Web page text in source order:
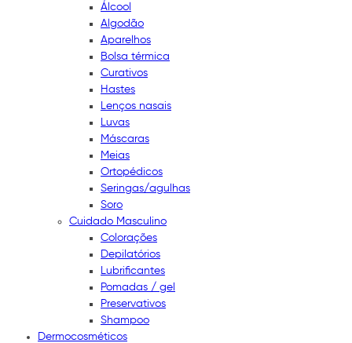
Álcool
Algodão
Aparelhos
Bolsa térmica
Curativos
Hastes
Lenços nasais
Luvas
Máscaras
Meias
Ortopédicos
Seringas/agulhas
Soro
Cuidado Masculino
Colorações
Depilatórios
Lubrificantes
Pomadas / gel
Preservativos
Shampoo
Dermocosméticos